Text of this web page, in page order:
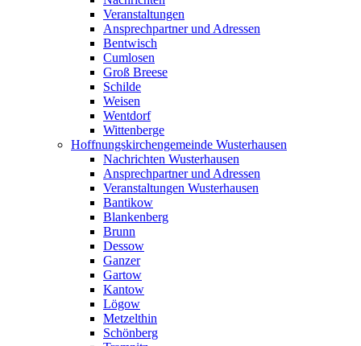
Veranstaltungen
Ansprechpartner und Adressen
Bentwisch
Cumlosen
Groß Breese
Schilde
Weisen
Wentdorf
Wittenberge
Hoffnungskirchengemeinde Wusterhausen
Nachrichten Wusterhausen
Ansprechpartner und Adressen
Veranstaltungen Wusterhausen
Bantikow
Blankenberg
Brunn
Dessow
Ganzer
Gartow
Kantow
Lögow
Metzelthin
Schönberg